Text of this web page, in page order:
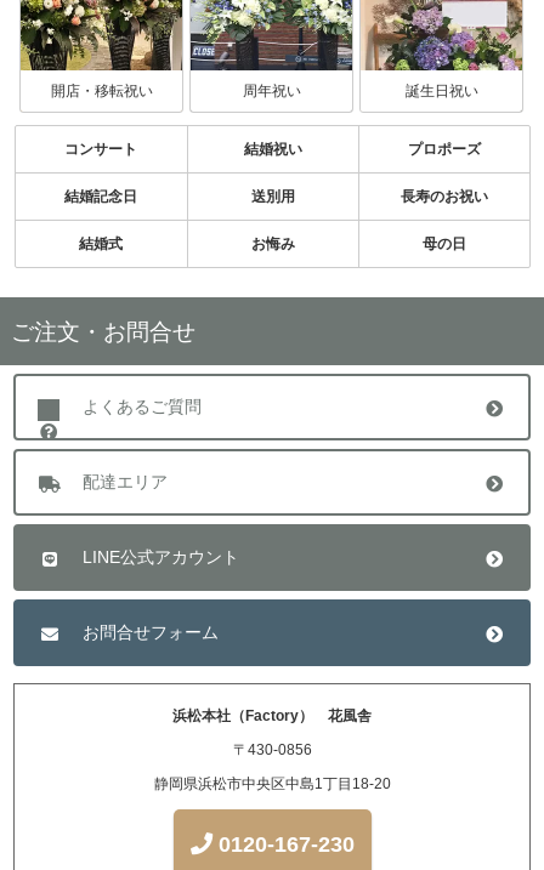
開店・移転祝い 周年祝い 誕生日祝い
コンサート 結婚祝い プロポーズ
結婚記念日 送別用 長寿のお祝い
結婚式 お悔み 母の日
ご注文・お問合せ
よくあるご質問
配達エリア
LINE公式アカウント
お問合せフォーム
浜松本社（Factory） 花風舎
〒430-0856
静岡県浜松市中央区中島1丁目18-20
0120-167-230